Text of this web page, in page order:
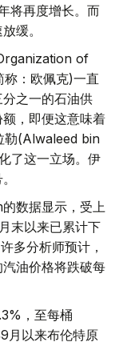
将再度增长。而
缓。
of
：欧佩克)一直
之一的石油供
，即便这意味着
勒(Alwaleed bin
了这一立场。伊
数据显示，受上
末以来已累计下
多分析师预计，
油价格将跌破每
，至每桶
月以来布伦特原